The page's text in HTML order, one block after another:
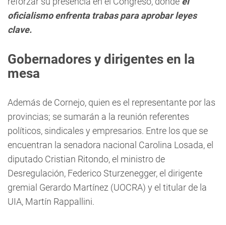
oficialismo enfrenta trabas para aprobar leyes
clave.
Gobernadores y dirigentes en la
mesa
Además de Cornejo, quien es el representante por las
provincias; se sumarán a la reunión referentes
políticos, sindicales y empresarios. Entre los que se
encuentran la senadora nacional Carolina Losada, el
diputado Cristian Ritondo, el ministro de
Desregulación, Federico Sturzenegger, el dirigente
gremial Gerardo Martínez (UOCRA) y el titular de la
UIA, Martín Rappallini.